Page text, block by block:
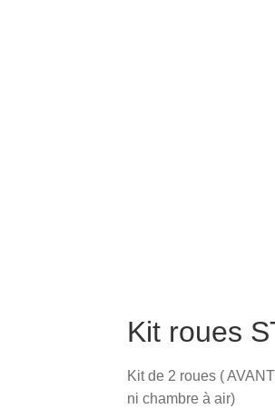
Kit roues
Kit de 2 roues (
ni chambre à air)